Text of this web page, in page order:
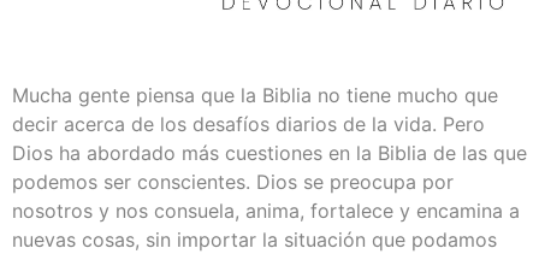
Mucha gente piensa que la Biblia no tiene mucho que
decir acerca de los desafíos diarios de la vida. Pero
Dios ha abordado más cuestiones en la Biblia de las que
podemos ser conscientes. Dios se preocupa por
nosotros y nos consuela, anima, fortalece y encamina a
nuevas cosas, sin importar la situación que podamos